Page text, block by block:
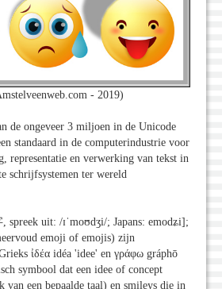
- 2019)
de ongeveer 3 miljoen in de Unicode
standaard in de computerindustrie voor
representatie en verwerking van tekst in
schrijfsystemen ter wereld
spreek uit: /ɪˈmoʊdʒi/; Japans: emodʑi];
emoji of emojis) zijn
ἰδέα idéa 'idee' en γράφω gráphō
symbool dat een idee of concept
een bepaalde taal) en smileys die in